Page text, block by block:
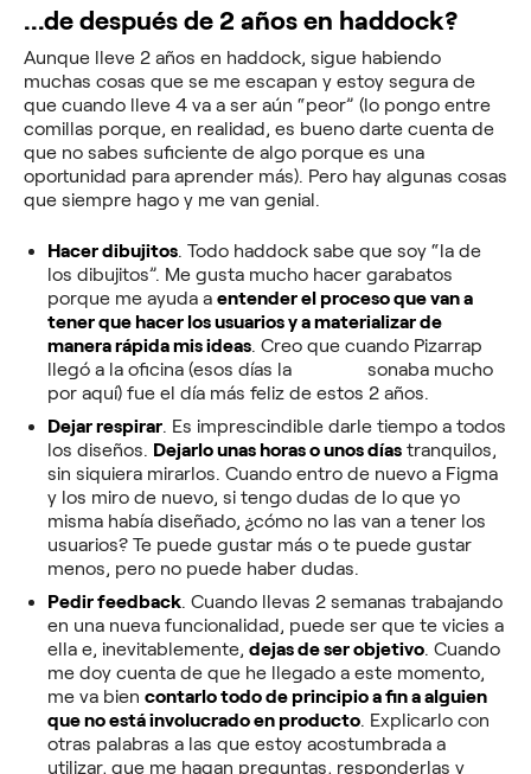
...de después de 2 años en haddock?
Aunque lleve 2 años en haddock, sigue habiendo
muchas cosas que se me escapan y estoy segura de
que cuando lleve 4 va a ser aún “peor” (lo pongo entre
comillas porque, en realidad, es bueno darte cuenta de
que no sabes suficiente de algo porque es una
oportunidad para aprender más). Pero hay algunas cosas
que siempre hago y me van genial.
Hacer dibujitos. Todo haddock sabe que soy “la de
los dibujitos”. Me gusta mucho hacer garabatos
porque me ayuda a entender el proceso que van a
tener que hacer los usuarios y a materializar de
manera rápida mis ideas. Creo que cuando Pizarrap
llegó a la oficina (esos días la
sonaba mucho
por aquí) fue el día más feliz de estos 2 años.
Dejar respirar. Es imprescindible darle tiempo a todos
los diseños. Dejarlo unas horas o unos días tranquilos,
sin siquiera mirarlos. Cuando entro de nuevo a Figma
y los miro de nuevo, si tengo dudas de lo que yo
misma había diseñado, ¿cómo no las van a tener los
usuarios? Te puede gustar más o te puede gustar
menos, pero no puede haber dudas.
Pedir feedback. Cuando llevas 2 semanas trabajando
en una nueva funcionalidad, puede ser que te vicies a
ella e, inevitablemente, dejas de ser objetivo. Cuando
me doy cuenta de que he llegado a este momento,
me va bien contarlo todo de principio a fin a alguien
que no está involucrado en producto. Explicarlo con
otras palabras a las que estoy acostumbrada a
utilizar, que me hagan preguntas, responderlas y